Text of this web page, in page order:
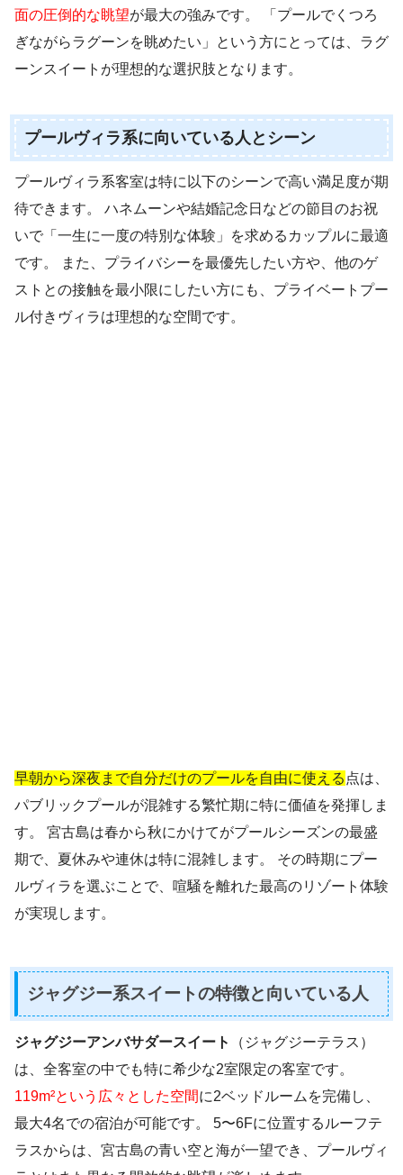
面の圧倒的な眺望が最大の強みです。 「プールでくつろ
ぎながらラグーンを眺めたい」という方にとっては、ラグ
ーンスイートが理想的な選択肢となります。
プールヴィラ系に向いている人とシーン
プールヴィラ系客室は特に以下のシーンで高い満足度が期
待できます。 ハネムーンや結婚記念日などの節目のお祝
いで「一生に一度の特別な体験」を求めるカップルに最適
です。 また、プライバシーを最優先したい方や、他のゲ
ストとの接触を最小限にしたい方にも、プライベートプー
ル付きヴィラは理想的な空間です。
早朝から深夜まで自分だけのプールを自由に使える 点は、
パブリックプールが混雑する繁忙期に特に価値を発揮しま
す。 宮古島は春から秋にかけてがプールシーズンの最盛
期で、夏休みや連休は特に混雑します。 その時期にプー
ルヴィラを選ぶことで、喧騒を離れた最高のリゾート体験
が実現します。
ジャグジー系スイートの特徴と向いている人
ジャグジーアンバサダースイート
（ジャグジーテラス）
は、全客室の中でも特に希少な2室限定の客室です。
119m²という広々とした空間に2ベッドルームを完備し、
最大4名での宿泊が可能です。 5〜6Fに位置するルーフテ
ラスからは、宮古島の青い空と海が一望でき、プールヴィ